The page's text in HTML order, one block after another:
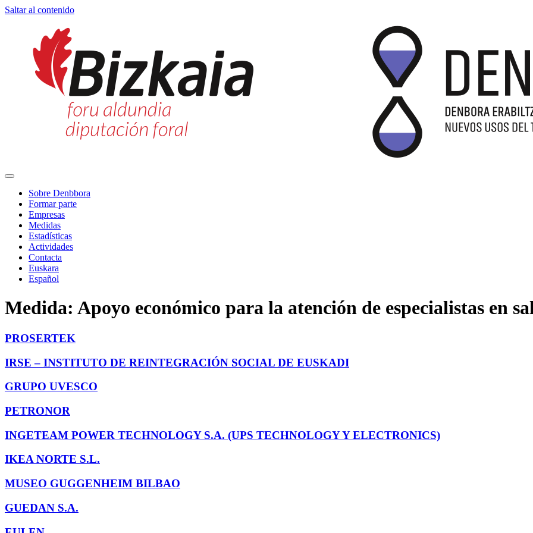
Saltar al contenido
Navegación
principal
Sobre Denbbora
Formar parte
Empresas
Medidas
Estadísticas
Actividades
Contacta
Euskara
Español
Medida: Apoyo económico para la atención de especialistas en
PROSERTEK
IRSE – INSTITUTO DE REINTEGRACIÓN SOCIAL DE EUSKADI
GRUPO UVESCO
PETRONOR
INGETEAM POWER TECHNOLOGY S.A. (UPS TECHNOLOGY Y ELECTRONICS)
IKEA NORTE S.L.
MUSEO GUGGENHEIM BILBAO
GUEDAN S.A.